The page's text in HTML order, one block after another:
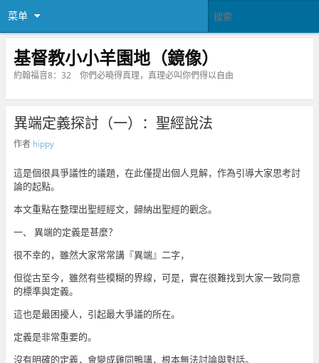
菜单
基督教小小羊園地（鏡像）
約翰福音8：32 你們必曉得真理，真理必叫你們得以自由
異端定義探討（一）：聖經說法
作者 hippy
這是個很具爭議性的議題，在此僅提出個人見解，作為引導大家思考討
論的起點。
本文重點在整理出聖經經文，歸納出聖經的觀念。
一、 異端的定義是甚麼？
很不幸的，雖然大家常常講『異端』二字，
但從古至今，雖然有些模糊的界線，可是，實在很難找到大家一致同意
的標準與定義。
這也是最困擾人，引起最大爭議的所在。
定義是非常重要的。
沒有明確的定義，會變成雞同鴨講，根本無法討論與對話。